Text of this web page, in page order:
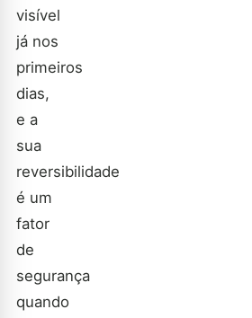
visível
já nos
primeiros
dias,
e a
sua
reversibilidade
é um
fator
de
segurança
quando